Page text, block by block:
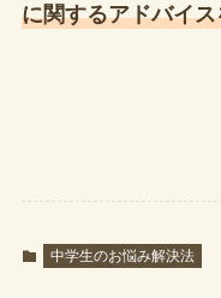
に関するアドバイ
中学生のお悩み解決法